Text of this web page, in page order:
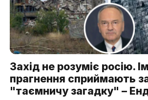
Захід не розуміє росію.
прагнення сприймають
"таємничу загадку" –